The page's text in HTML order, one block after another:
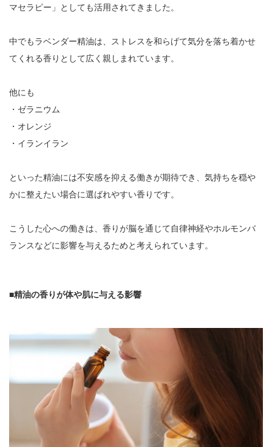
マセラピー」としても活用されてきました。
中でもラベンダー精油は、ストレスを和らげて気分を落ち着かせ
てくれる香りとして広く親しまれています。
他にも
・ゼラニウム
・オレンジ
・イランイラン
といった精油には不安感を抑える働きが期待でき、気持ちを穏や
かに整えたい場合に選ばれやすい香りです。
こうした心への働きは、香りが脳を通じて自律神経やホルモンバ
ランスなどに影響を与えるためと考えられています。
■精油の香りが体や肌に与える影響